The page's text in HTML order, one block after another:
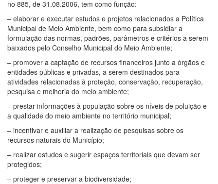
no 885, de 31.08.2006, tem como função:
– elaborar e executar estudos e projetos relacionados a Política
Municipal de Meio Ambiente, bem como para subsidiar a
formulação das normas, padrões, parâmetros e critérios a serem
baixados pelo Conselho Municipal do Meio Ambiente;
– promover a captação de recursos financeiros junto a órgãos e
entidades públicas e privadas, a serem destinados para
atividades relacionadas à proteção, conservação, recuperação,
pesquisa e melhoria do meio ambiente;
– prestar informações à população sobre os níveis de poluição e
a qualidade do meio ambiente no território municipal;
– incentivar e auxiliar a realização de pesquisas sobre os
recursos naturais do Município;
– realizar estudos e sugerir espaços territoriais que devam ser
protegidos;
– proteger e preservar a biodiversidade;